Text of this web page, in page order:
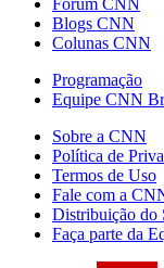
Blogs CNN
Colunas CNN
Programação
Equipe CNN
Sobre a CNN
Política de
Termos de Uso
Fale com a
Distribuição do
Faça parte da